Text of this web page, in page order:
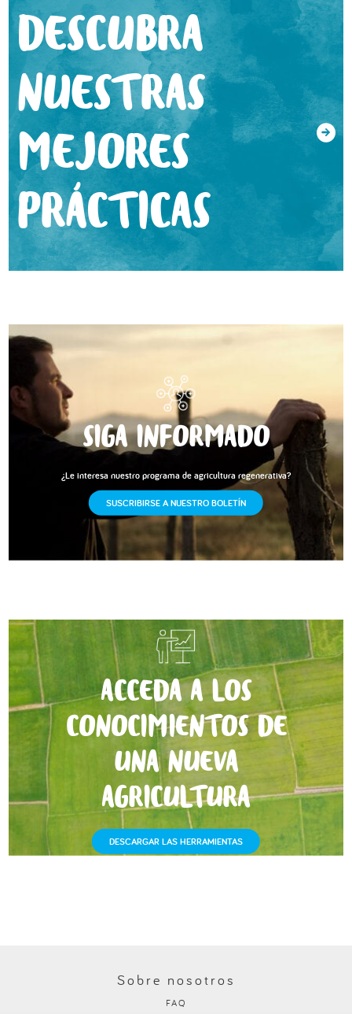
DESCUBRA
NUESTRAS
MEJORES
PRÁCTICAS
SIGA INFORMADO
¿Le interesa nuestro programa de agricultura regenerativa?
SUSCRIBIRSE A NUESTRO BOLETÍN
ACCEDA A LOS
CONOCIMIENTOS DE
UNA NUEVA
AGRICULTURA
DESCARGAR LAS HERRAMIENTAS
Sobre nosotros
FAQ